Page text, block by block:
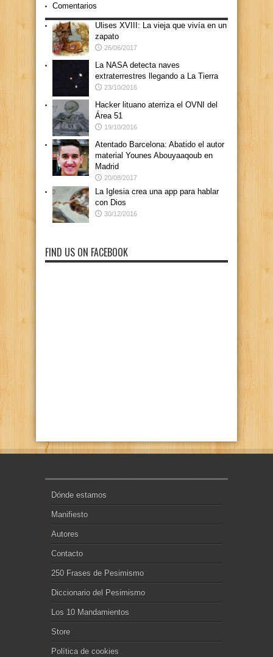
Comentarios
Ulises XVIII: La vieja que vivía en un
zapato
26/06/2017
La NASA detecta naves
extraterrestres llegando a La Tierra
23/10/2016
Hacker lituano aterriza el OVNI del
Área 51
19/10/2016
Atentado Barcelona: Abatido el autor
material Younes Abouyaaqoub en
Madrid
20/08/2017
La Iglesia crea una app para hablar
con Dios
30/12/2016
FIND US ON FACEBOOK
Dónde estamos
Manifiesto
Autores
Contacto
250 Frases de Pesimismo
Diccionario del Pesimismo
Los 10 Mandamientos
Store
Política de cookies